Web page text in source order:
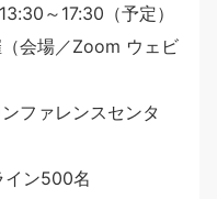
～17:30（予定）
（会場／Zoom ウェビ
ファレンスセンタ
イン500名